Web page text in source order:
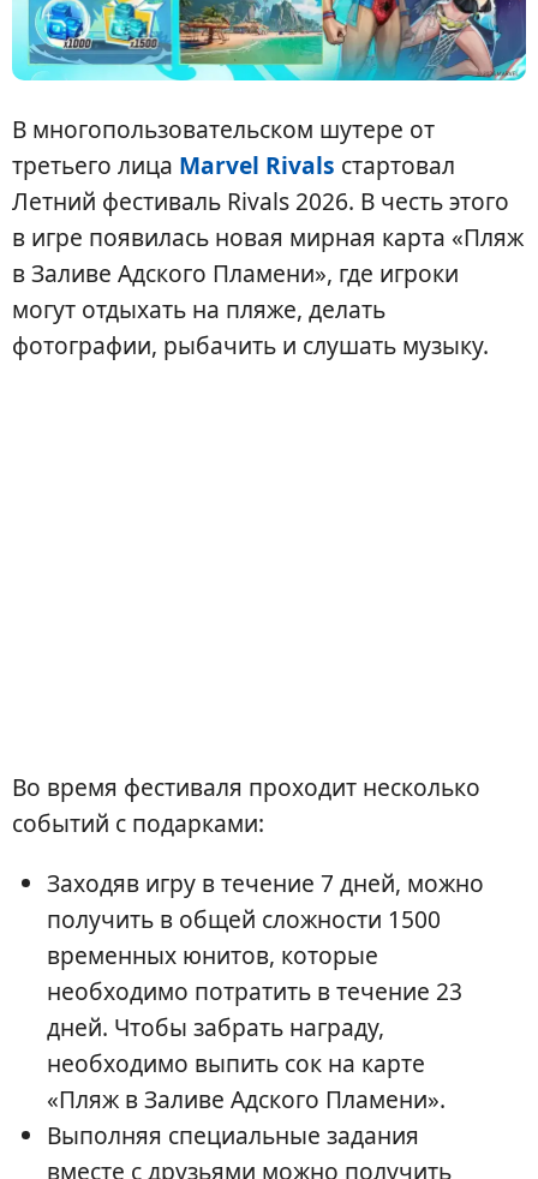
В многопользовательском шутере от
третьего лица Marvel Rivals стартовал
Летний фестиваль Rivals 2026. В честь этого
в игре появилась новая мирная карта «Пляж
в Заливе Адского Пламени», где игроки
могут отдыхать на пляже, делать
фотографии, рыбачить и слушать музыку.
Во время фестиваля проходит несколько
событий с подарками:
Заходяв игру в течение 7 дней, можно
получить в общей сложности 1500
временных юнитов, которые
необходимо потратить в течение 23
дней. Чтобы забрать награду,
необходимо выпить сок на карте
«Пляж в Заливе Адского Пламени».
Выполняя специальные задания
вместе с друзьями можно получить